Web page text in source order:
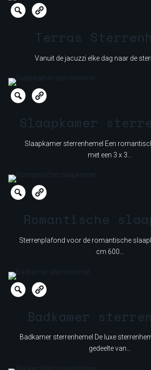
Terras
Vanuit de jacuzzi elke dag naar de
Slaapkamer
Slaapkamer sterrenhemel Een
met een 3 x 3…
Romantische
Sterrenplafond voor de romantische
cm 600…
Badkamer
Badkamer sterrenhemel De luxe
gedeelte van…